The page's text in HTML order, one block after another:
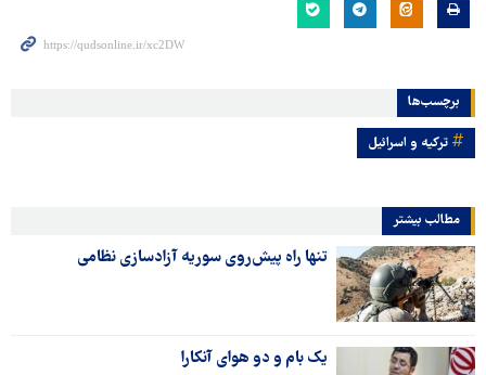
برچسب‌ها
ترکیه و اسرائیل
مطالب بیشتر
تنها راه پیش‌روی سوریه آزادسازی نظامی
یک بام و دو هوای آنکارا